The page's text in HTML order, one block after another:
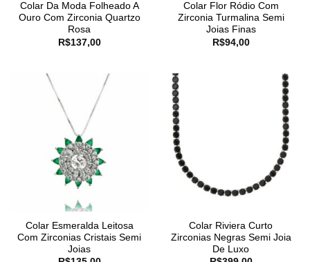
Colar Da Moda Folheado A
Ouro Com Zirconia Quartzo
Rosa
R$137,00
Colar Flor Ródio Com
Zirconia Turmalina Semi
Joias Finas
R$94,00
Colar Esmeralda Leitosa
Com Zirconias Cristais Semi
Joias
Colar Riviera Curto
Zirconias Negras Semi Joia
De Luxo